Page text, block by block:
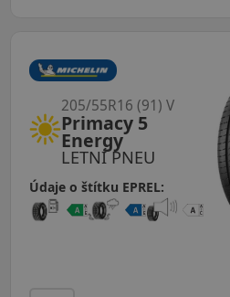
LETNÍ PNEU
Primacy 5
Energy
205/55R16 (91) V
Údaje o štítku EPREL: